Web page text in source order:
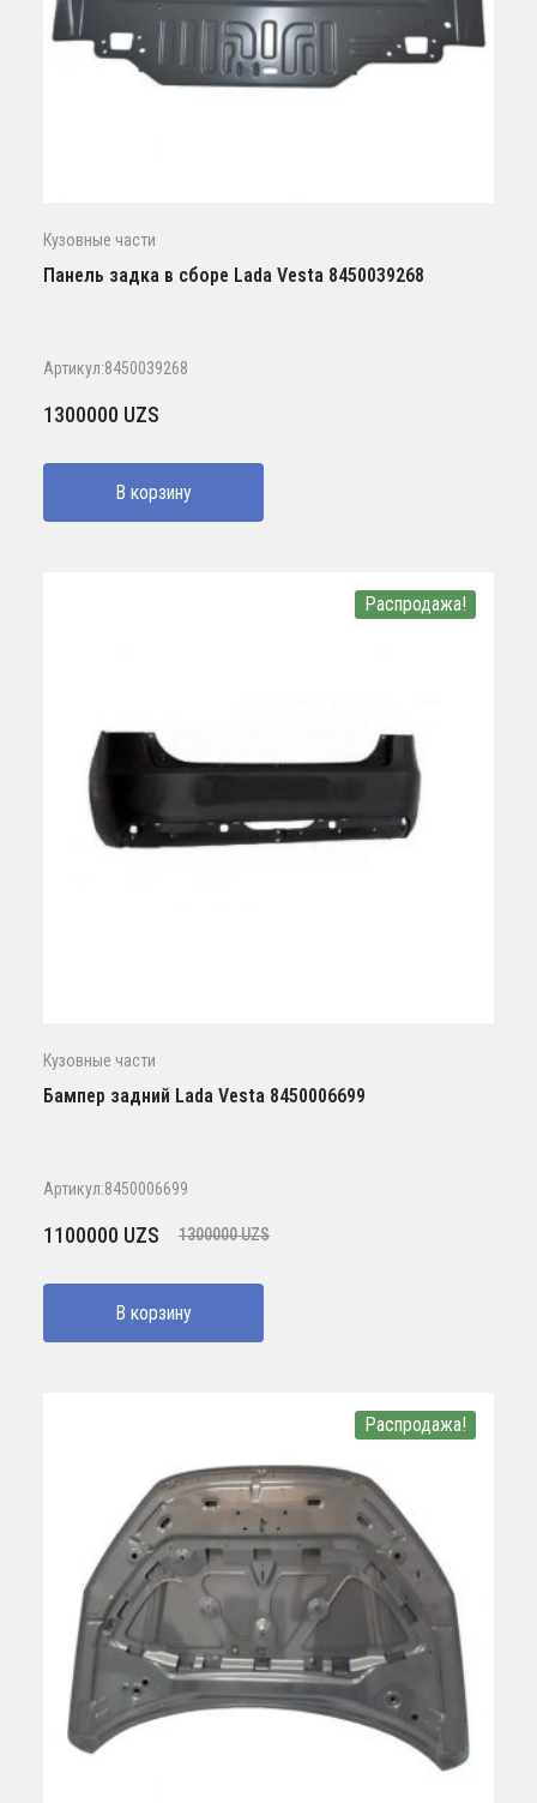
Кузовные части
Панель задка в сборе Lada Vesta 8450039268
Артикул:8450039268
1300000 UZS
В корзину
Распродажа!
Кузовные части
Бампер задний Lada Vesta 8450006699
Артикул:8450006699
1300000UZS
Первоначальная
составляла
1300000 UZS.
1100000 UZS
Текущая
1100000 UZS.
В корзину
Распродажа!